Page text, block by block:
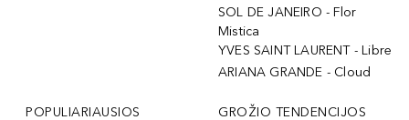
SOL DE JANEIRO - Flor
Mistica
YVES SAINT LAURENT - Libre
ARIANA GRANDE - Cloud
POPULIARIAUSIOS GROŽIO TENDENCIJOS